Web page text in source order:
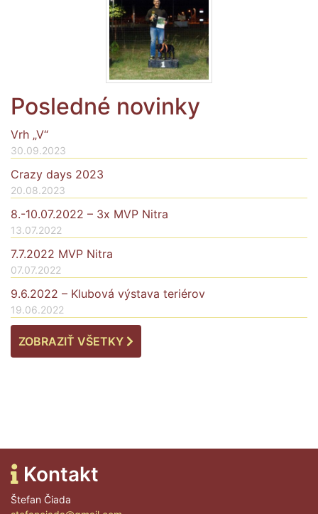
Posledné novinky
Vrh „V“
30.09.2023
Crazy days 2023
20.08.2023
8.-10.07.2022 – 3x MVP Nitra
13.07.2022
7.7.2022 MVP Nitra
07.07.2022
9.6.2022 – Klubová výstava teriérov
19.06.2022
ZOBRAZIŤ VŠETKY
Kontakt
Štefan Čiada